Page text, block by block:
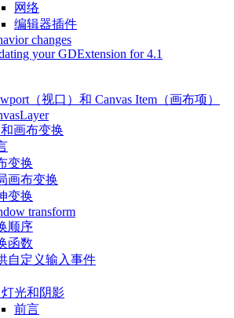
网络
编辑器插件
changes
your GDExtension for 4.1
（视口）和 Canvas Item（画布项）
画布变换
变换
画布变换
变换
transform
顺序
函数
自定义输入事件
灯光和阴影
前言